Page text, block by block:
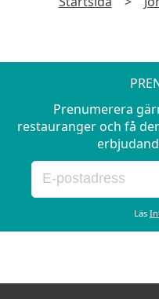
Prenumerera
restauranger och få
Läs